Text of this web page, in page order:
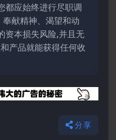
都应始终进行尽职调
献精神、渴望和动
资本损失风险,并且无
产品就能获得任何收
分享